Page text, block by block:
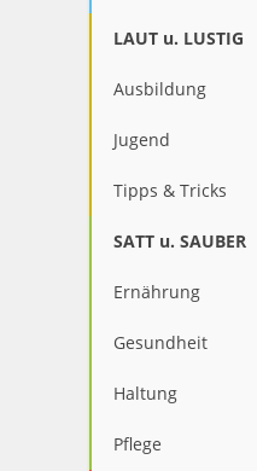
LAUT u. LUSTIG
Ausbildung
Jugend
Tipps & Tricks
SATT u. SAUBER
Ernährung
Gesundheit
Haltung
Pflege